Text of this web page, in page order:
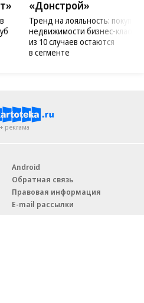
«Донстрой»
Тренд на лояльность:
недвижимости бизнес-класса
из 10 случаев остаются
в сегменте
реклама
Android
Обратная связь
Правовая информация
E-mail рассылки